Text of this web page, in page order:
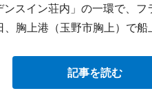
スイン荘内」の一環で、フ
胸上港（玉野市胸上）で船
記事を読む